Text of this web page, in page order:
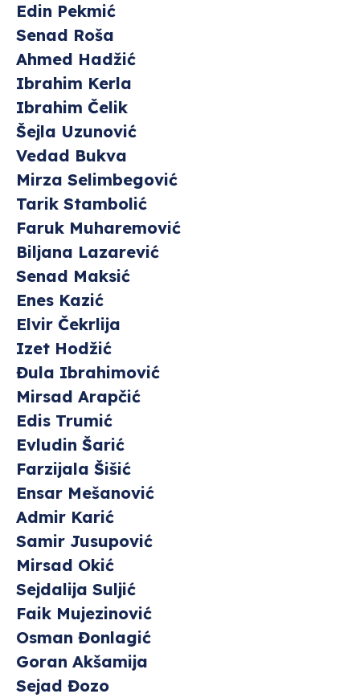
Edin Pekmić
Senad Roša
Ahmed Hadžić
Ibrahim Kerla
Ibrahim Čelik
Šejla Uzunović
Vedad Bukva
Mirza Selimbegović
Tarik Stambolić
Faruk Muharemović
Biljana Lazarević
Senad Maksić
Enes Kazić
Elvir Čekrlija
Izet Hodžić
Đula Ibrahimović
Mirsad Arapčić
Edis Trumić
Evludin Šarić
Farzijala Šišić
Ensar Mešanović
Admir Karić
Samir Jusupović
Mirsad Okić
Sejdalija Suljić
Faik Mujezinović
Osman Đonlagić
Goran Akšamija
Sejad Đozo